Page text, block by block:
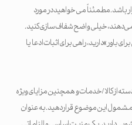
باشد. مطمئناً می خواهید در مورد
دهند، خیلی واضح شفاف سازی کنید.
باور» دارید، راهی برای اثبات ادعا یا
از کالا/خدمات و همچنین مزایای ویژه
مشمول این موضوع قرار دهید. به عنوان